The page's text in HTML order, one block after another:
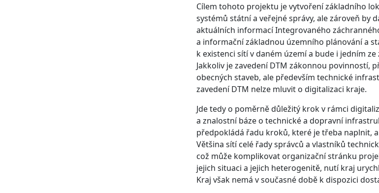
Cílem tohoto projektu je vytvoření základního
systémů státní a veřejné správy, ale zároveň by
aktuálních informací Integrovaného
a informační základnou územního plánování a
k existenci sítí v daném území a bude i jedním
Jakkoliv je zavedení DTM zákonnou
obecných staveb, ale především technické
zavedení DTM nelze mluvit o digitalizaci kraje.
Jde tedy o poměrně důležitý krok v rámci
a znalostní báze o technické a dopravní
předpokládá řadu kroků, které je třeba naplnit,
Většina sítí celé řady správců a vlastníků
což může komplikovat organizační stránku
jejich situaci a jejich heterogenitě, nutí kraj
Kraj však nemá v současné době k dispozici